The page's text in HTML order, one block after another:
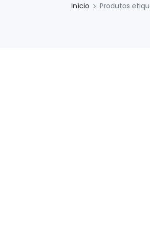
Início Produtos